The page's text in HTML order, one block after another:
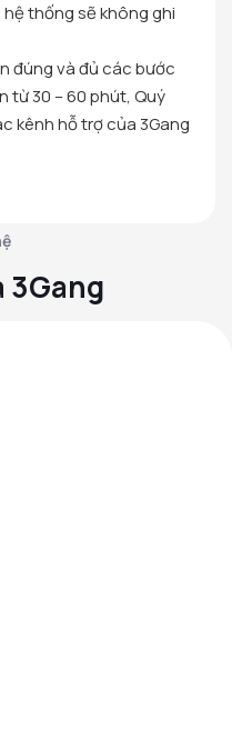
thống sẽ không ghi
đúng và đủ các bước
từ 30 – 60 phút, Quý
kênh hỗ trợ của 3Gang
3Gang